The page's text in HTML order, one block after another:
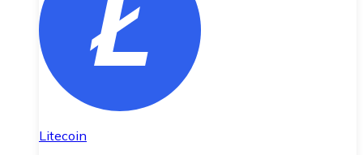
Litecoin